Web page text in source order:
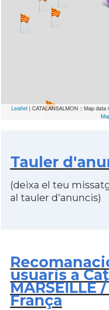
Leaflet | CATALANSALMON :: Map data
Tauler
(deixa el teu
al tauler d'anuncis)
usuaris a
MARSEILLE
França